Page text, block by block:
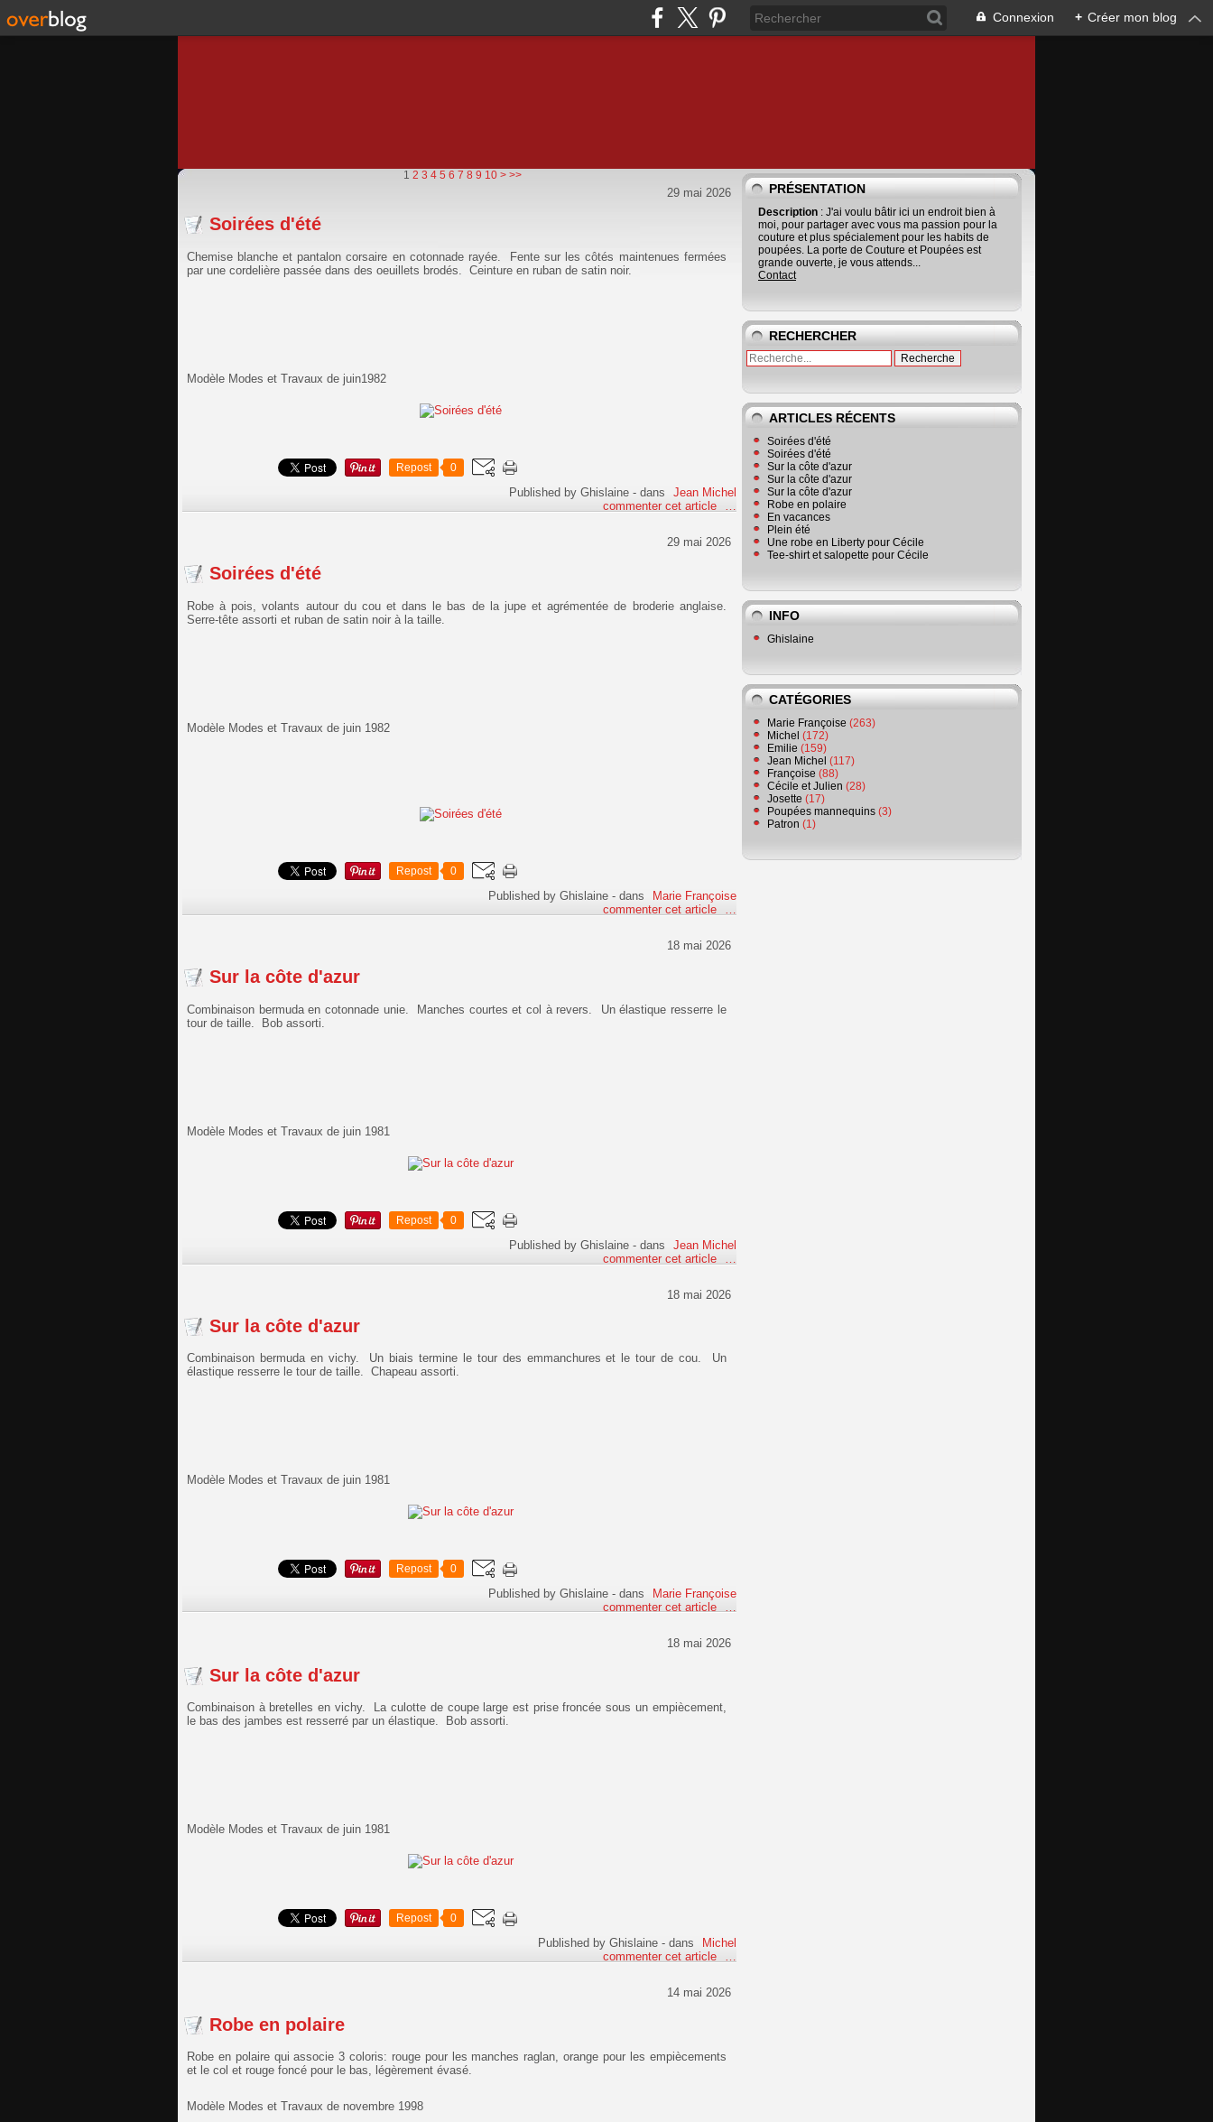
Connexion + Créer mon blog
1 2 3 4 5 6 7 8 9 10 20
30
40
50
60
70
80
> >>
29 mai 2026
Soirées d'été
Chemise blanche et pantalon corsaire en cotonnade rayée. Fente sur les côtés maintenues fermées
par une cordelière passée dans des oeuillets brodés. Ceinture en ruban de satin noir.
Modèle Modes et Travaux de juin1982
Repost 0
Published by Ghislaine -dans
Jean Michel
commenter cet article
29 mai 2026
Soirées d'été
Robe à pois, volants autour du cou et dans le bas de la jupe et agrémentée de broderie anglaise.
Serre-tête assorti et ruban de satin noir à la taille.
Modèle Modes et Travaux de juin 1982
Repost 0
Published by Ghislaine -dans
Marie Françoise
commenter cet article
18 mai 2026
Sur la côte d'azur
Combinaison bermuda en cotonnade unie. Manches courtes et col à revers. Un élastique resserre le
tour de taille. Bob assorti.
Modèle Modes et Travaux de juin 1981
Repost 0
Published by Ghislaine -dans
Jean Michel
commenter cet article
18 mai 2026
Sur la côte d'azur
Combinaison bermuda en vichy. Un biais termine le tour des emmanchures et le tour de cou. Un
élastique resserre le tour de taille. Chapeau assorti.
Modèle Modes et Travaux de juin 1981
Repost 0
Published by Ghislaine -dans
Marie Françoise
commenter cet article
…
18 mai 2026
Sur la côte d'azur
Combinaison à bretelles en vichy. La culotte de coupe large est prise froncée sous un empiècement,
le bas des jambes est resserré par un élastique. Bob assorti.
Modèle Modes et Travaux de juin 1981
Repost 0
Published by Ghislaine -dans
Michel
commenter cet article
…
14 mai 2026
Robe en polaire
Robe en polaire qui associe 3 coloris: rouge pour les manches raglan, orange pour les empiècements
et le col et rouge foncé pour le bas, légèrement évasé.
Modèle Modes et Travaux de novembre 1998
PRÉSENTATION
Description : J'ai voulu bâtir ici un endroit bien à
moi, pour partager avec vous ma passion pour la
couture et plus spécialement pour les habits de
poupées. La porte de Couture et Poupées est
grande ouverte, je vous attends...
Contact
RECHERCHER
ARTICLES RÉCENTS
Soirées d'été
Soirées d'été
Sur la côte d'azur
Sur la côte d'azur
Sur la côte d'azur
Robe en polaire
En vacances
Plein été
Une robe en Liberty pour Cécile
Tee-shirt et salopette pour Cécile
INFO
Ghislaine
CATÉGORIES
Marie Françoise (263)
Michel (172)
Emilie (159)
Jean Michel (117)
Françoise (88)
Cécile et Julien (28)
Josette (17)
Poupées mannequins (3)
Patron (1)